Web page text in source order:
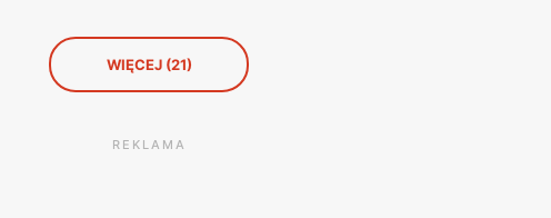
WIĘCEJ (21)
REKLAMA